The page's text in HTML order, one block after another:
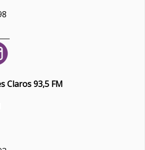
Claros 93,5 FM